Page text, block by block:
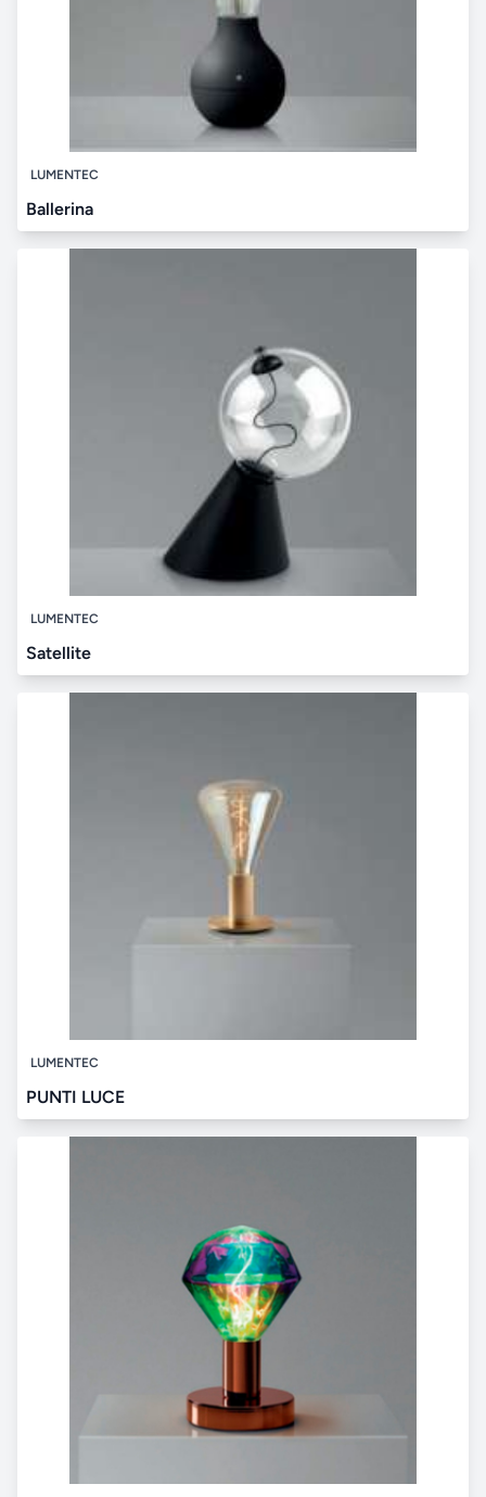
LUMENTEC
Ballerina
LUMENTEC
Satellite
LUMENTEC
PUNTI LUCE